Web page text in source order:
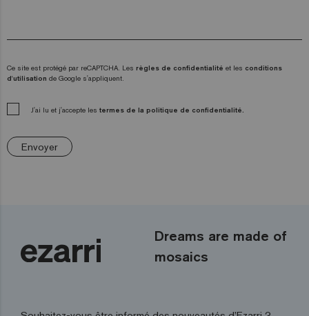
Ce site est protégé par reCAPTCHA. Les règles de confidentialité et les conditions
d'utilisation de Google s'appliquent.
J'ai lu et j'accepte les termes de la politique de confidentialité.
Envoyer
Dreams are made of
mosaics